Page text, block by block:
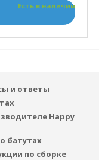
Есть в наличии
и ответы
Happy
батутах
по сборке